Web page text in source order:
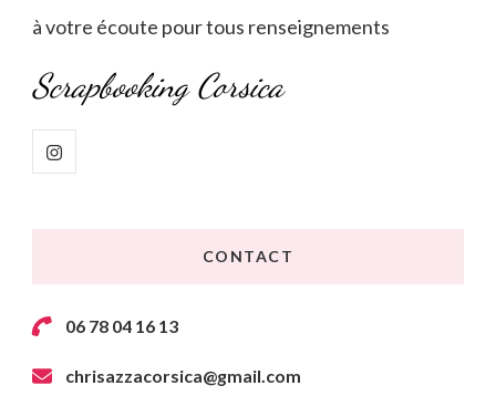
à votre écoute pour tous renseignements
Scrapbooking Corsica
CONTACT
06 78 04 16 13
chrisazzacorsica@gmail.com